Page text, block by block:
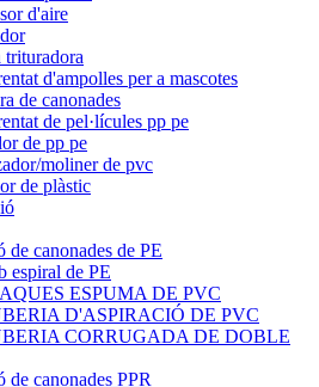
d'aire
trituradora
d'ampolles per a mascotes
de canonades
de pel·lícules pp pe
de pp pe
moliner de pvc
de plàstic
canonades de PE
espiral de PE
ESPUMA DE PVC
D'ASPIRACIÓ DE PVC
CORRUGADA DE DOBLE
canonades PPR